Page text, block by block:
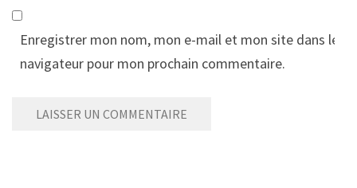
Enregistrer mon nom, mon e-mail et mon site dans le
navigateur pour mon prochain commentaire.